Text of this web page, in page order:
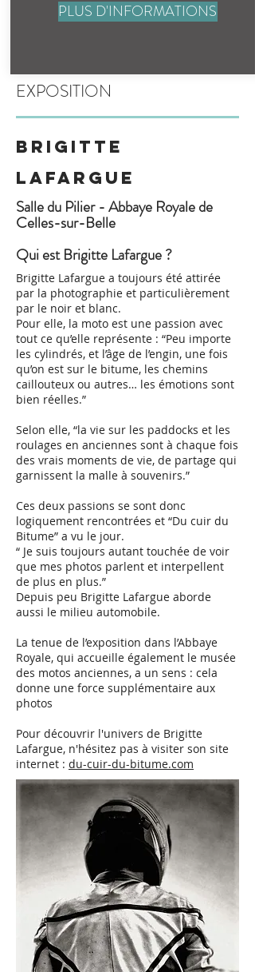
PLUS D'INFORMATIONS
EXPOSITION
Brigitte
lafargue
Salle du Pilier - Abbaye Royale de
Celles-sur-Belle
Qui est Brigitte Lafargue ?
Brigitte Lafargue a toujours été attirée
par la photographie et particulièrement
par le noir et blanc.
Pour elle, la moto est une passion avec
tout ce qu’elle représente : “Peu importe
les cylindrés, et l’âge de l’engin, une fois
qu’on est sur le bitume, les chemins
caillouteux ou autres… les émotions sont
bien réelles.”
Selon elle, “la vie sur les paddocks et les
roulages en anciennes sont à chaque fois
des vrais moments de vie, de partage qui
garnissent la malle à souvenirs.”
Ces deux passions se sont donc
logiquement rencontrées et “Du cuir du
Bitume” a vu le jour.
“ Je suis toujours autant touchée de voir
que mes photos parlent et interpellent
de plus en plus.”
Depuis peu Brigitte Lafargue aborde
aussi le milieu automobile.
La tenue de l’exposition dans l’Abbaye
Royale, qui accueille également le musée
des motos anciennes, a un sens : cela
donne une force supplémentaire aux
photos
Pour découvrir l'univers de Brigitte
Lafargue, n'hésitez pas à visiter son site
internet : du-cuir-du-bitume.com